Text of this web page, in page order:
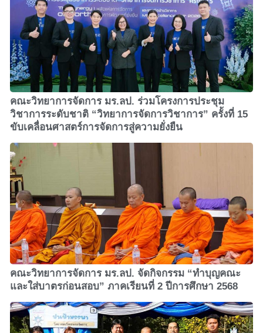
คณะวิทยาการจัดการ มร.ลป. ร่วมโครงการประชุม
วิชาการระดับชาติ “วิทยาการจัดการวิชาการ” ครั้งที่ 15
ขับเคลื่อนศาสตร์การจัดการสู่ความยั่งยืน
คณะวิทยาการจัดการ มร.ลป. จัดกิจกรรม “ทำบุญคณะ
และใส่บาตรก่อนสอบ” ภาคเรียนที่ 2 ปีการศึกษา 2568